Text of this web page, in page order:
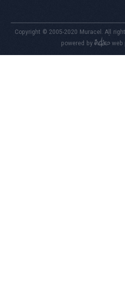
Copyright © 2005-2020 Muracel. All-
powered by web